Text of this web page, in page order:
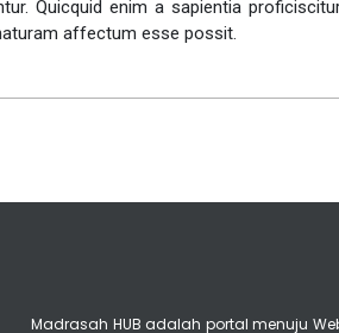
Quicquid enim a sapientia
affectum esse possit.
Madrasah HUB adalah portal menuju